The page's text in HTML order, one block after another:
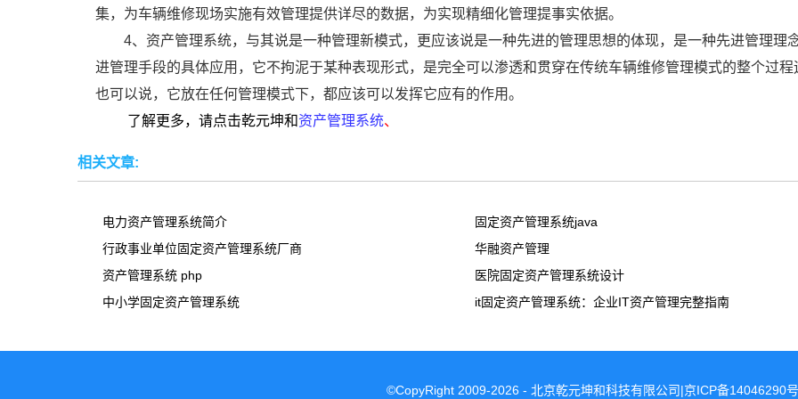
集，为车辆维修现场实施有效管理提供详尽的数据，为实现精细化管理提事实依据。
4、资产管理系统，与其说是一种管理新模式，更应该说是一种先进的管理思想的体现，是一种先进管理理
进管理手段的具体应用，它不拘泥于某种表现形式，是完全可以渗透和贯穿在传统车辆维修管理模式的整个过程
也可以说，它放在任何管理模式下，都应该可以发挥它应有的作用。
了解更多，请点击乾元坤和资产管理系统、
相关文章:
电力资产管理系统简介
固定资产管理系统java
行政事业单位固定资产管理系统厂商
华融资产管理
资产管理系统 php
医院固定资产管理系统设计
中小学固定资产管理系统
it固定资产管理系统：企业IT资产管理完整指南
©CopyRight 2009-2026 - 北京乾元坤和科技有限公司|京ICP备14046290